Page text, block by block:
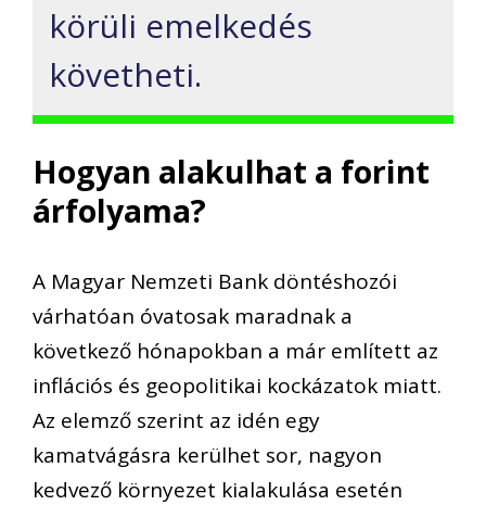
körüli emelkedés
követheti.
Hogyan alakulhat a forint
árfolyama?
A Magyar Nemzeti Bank döntéshozói
várhatóan óvatosak maradnak a
következő hónapokban a már említett az
inflációs és geopolitikai kockázatok miatt.
Az elemző szerint az idén egy
kamatvágásra kerülhet sor, nagyon
kedvező környezet kialakulása esetén